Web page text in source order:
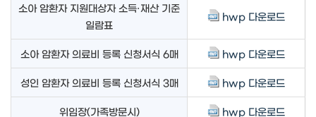
소아 암환자 지원대상자 소득·재산 기준
일람표
hwp 다운로드
소아 암환자 의료비 등록 신청서식 6매 hwp 다운로드
성인 암환자 의료비 등록 신청서식 3매 hwp 다운로드
위임장(가족방문시) hwp 다운로드